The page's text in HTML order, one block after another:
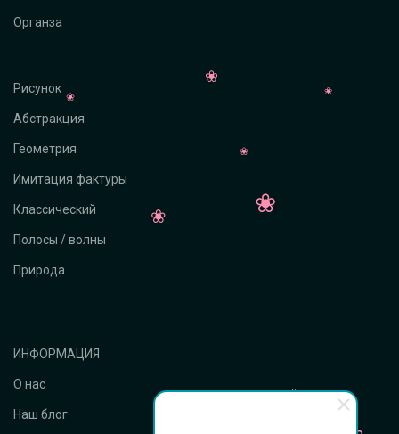
Органза
Рисунок
Абстракция
Геометрия
Имитация фактуры
Классический
Полосы / волны
Природа
ИНФОРМАЦИЯ
О нас
Наш блог